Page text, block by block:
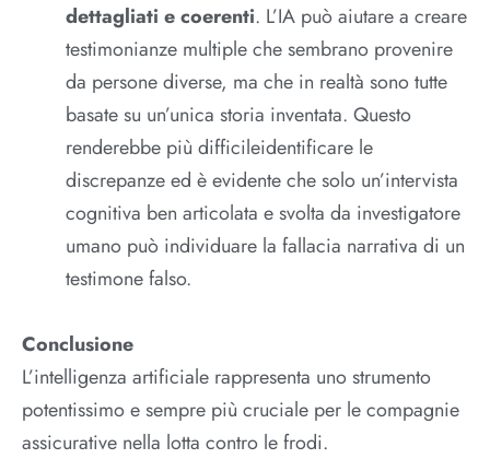
dettagliati e coerenti. L’IA può aiutare a creare
testimonianze multiple che sembrano provenire
da persone diverse, ma che in realtà sono tutte
basate su un’unica storia inventata. Questo
renderebbe più difficileidentificare le
discrepanze ed è evidente che solo un’intervista
cognitiva ben articolata e svolta da investigatore
umano può individuare la fallacia narrativa di un
testimone falso.
Conclusione
L’intelligenza artificiale rappresenta uno strumento
potentissimo e sempre più cruciale per le compagnie
assicurative nella lotta contro le frodi.